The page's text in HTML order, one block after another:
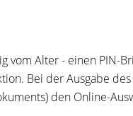
vom Alter - einen PIN-
Bei der Ausgabe
den Online-